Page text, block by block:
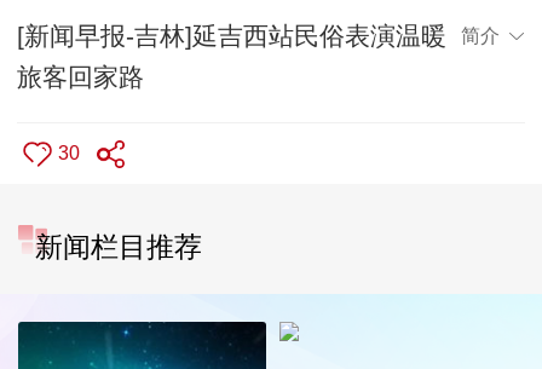
[新闻早报-吉林]延吉西站民俗表演温暖
旅客回家路
简介
30
新闻栏目推荐